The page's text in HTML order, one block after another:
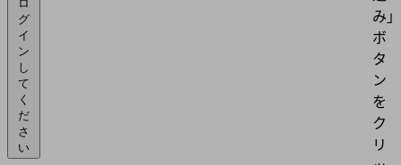
ロ
グ
イ
ン
し
て
く
だ
さ
い
み」
ボ
タ
ン
を
ク
リ